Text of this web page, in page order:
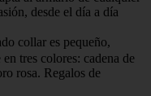
desde el día a día
collar es pequeño,
tres colores: cadena de
rosa. Regalos de